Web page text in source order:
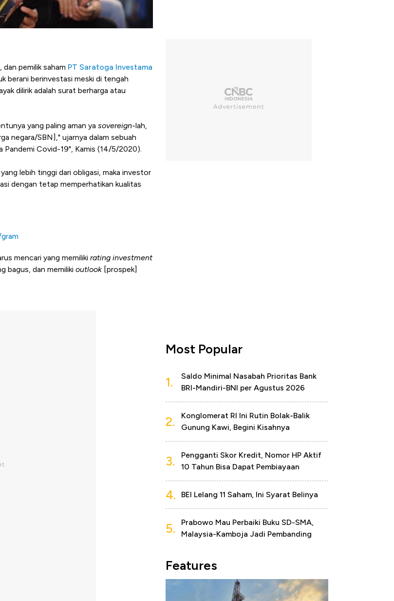
pemilik saham PT Saratoga Investama
berani berinvestasi meski di tengah
dilirik adalah surat berharga atau
yang paling aman ya sovereign-lah,
negara/SBN]," ujarnya dalam sebuah
Covid-19", Kamis (14/5/2020).
lebih tinggi dari obligasi, maka investor
dengan tetap memperhatikan kualitas
gram
mencari yang memiliki rating investment
bagus, dan memiliki outlook [prospek]
Most Popular
1.
Saldo Minimal Nasabah Prioritas Bank
BRI-Mandiri-BNI per Agustus 2026
2.
Konglomerat RI Ini Rutin Bolak-Balik
Gunung Kawi, Begini Kisahnya
3.
Pengganti Skor Kredit, Nomor HP Aktif
10 Tahun Bisa Dapat Pembiayaan
4. BEI Lelang 11 Saham, Ini Syarat Belinya
5.
Prabowo Mau Perbaiki Buku SD-SMA,
Malaysia-Kamboja Jadi Pembanding
Features